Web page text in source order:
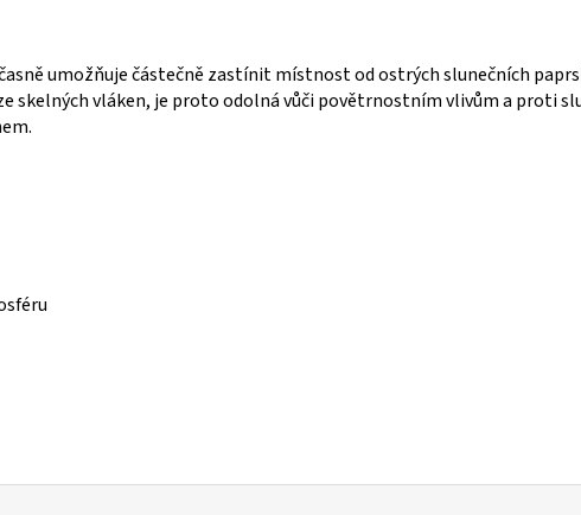
umožňuje částečně zastínit místnost od ostrých slunečních
skelných vláken, je proto odolná vůči povětrnostním vlivům a proti